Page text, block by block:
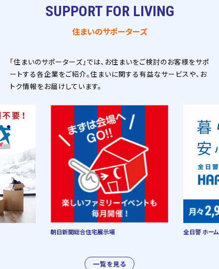
SUPPORT FOR LIVING
住まいのサポーターズ
「住まいのサポーターズ」では、お住まいをご検討のお客様をサポ
ートする各企業をご紹介。住まいに関する有益なサービスや、お
トク情報をお届けしています。
一覧を見る
朝日新聞総合住宅展示場 全日警 ホー